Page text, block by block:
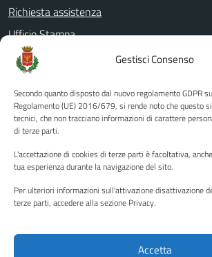
Gestisci Consenso
Secondo quanto disposto dal nuovo regolamento GDPR
Regolamento (UE) 2016/679, si rende noto che questo
tecnici, che non tracciano informazioni di carattere
di terze parti.
L'accettazione di cookies di terze parti è facoltativa,
tua esperienza durante la navigazione del sito.
Per ulteriori informazioni sull'attivazione disattivazione
terze parti, accedere alla sezione Privacy.
Accetta
Richiesta assistenza
Ufficio Stampa
Amministrazione Trasparente
Albo pretorio
Informativa privacy
Note legali
Piano di miglioramento del sito
Instagram